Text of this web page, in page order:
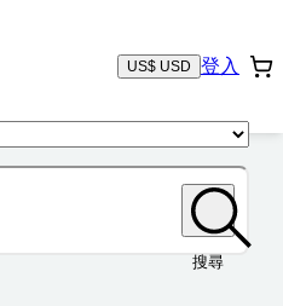
US$ USD 登入
搜尋